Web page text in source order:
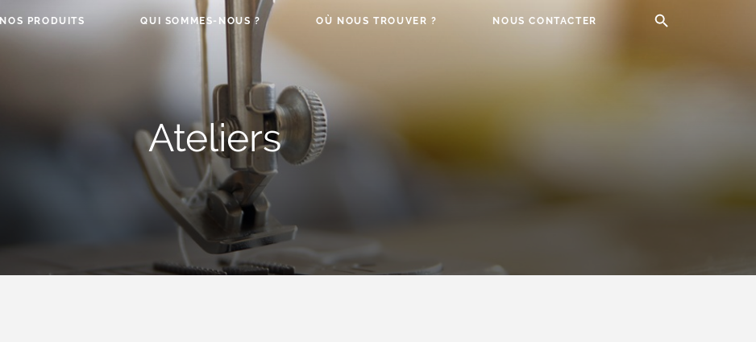
NOS PRODUITS QUI SOMMES-NOUS ? OÙ NOUS TROUVER ? NOUS CONTACTER
Ateliers